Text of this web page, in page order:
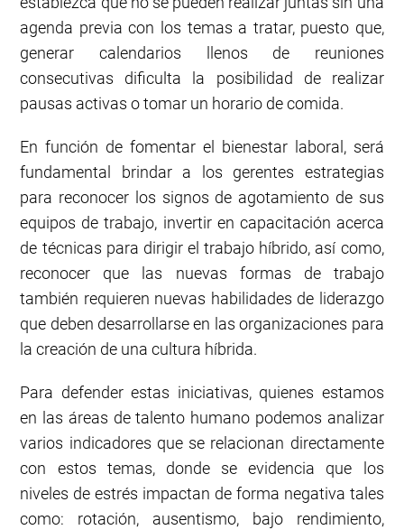
agenda previa con los temas a tratar, puesto que,
generar calendarios llenos de reuniones
consecutivas dificulta la posibilidad de realizar
pausas activas o tomar un horario de comida.
En función de fomentar el bienestar laboral, será
fundamental brindar a los gerentes estrategias
para reconocer los signos de agotamiento de sus
equipos de trabajo, invertir en capacitación acerca
de técnicas para dirigir el trabajo híbrido, así como,
reconocer que las nuevas formas de trabajo
también requieren nuevas habilidades de liderazgo
que deben desarrollarse en las organizaciones para
la creación de una cultura híbrida.
Para defender estas iniciativas, quienes estamos
en las áreas de talento humano podemos analizar
varios indicadores que se relacionan directamente
con estos temas, donde se evidencia que los
niveles de estrés impactan de forma negativa tales
como: rotación, ausentismo, bajo rendimiento,